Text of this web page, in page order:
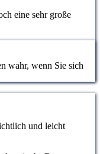
eine sehr große
wahr, wenn Sie sich
und leicht